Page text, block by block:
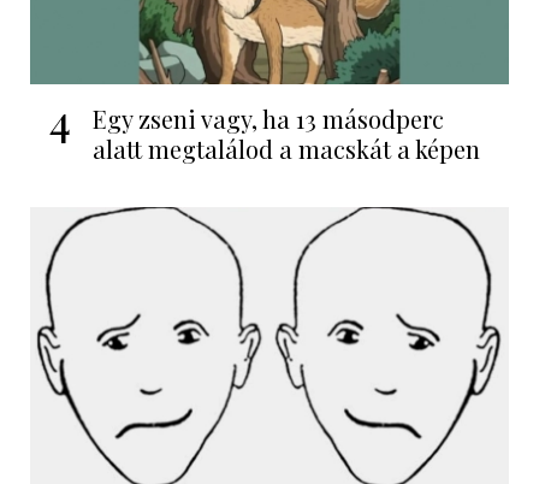
4
Egy zseni vagy, ha 13 másodperc
alatt megtalálod a macskát a képen